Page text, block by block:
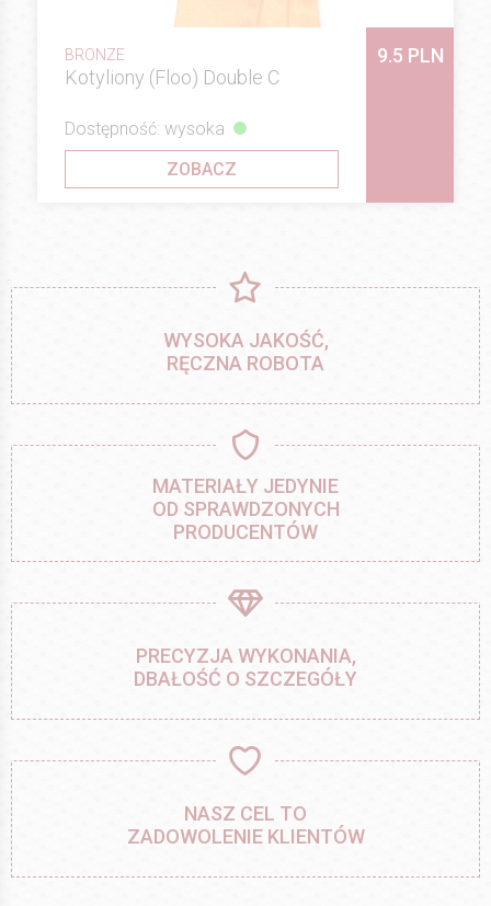
BRONZE
Kotyliony (Floo) Double C
9.5 PLN
Dostępność: wysoka
ZOBACZ
WYSOKA JAKOŚĆ,
RĘCZNA ROBOTA
MATERIAŁY JEDYNIE
OD SPRAWDZONYCH
PRODUCENTÓW
PRECYZJA WYKONANIA,
DBAŁOŚĆ O SZCZEGÓŁY
NASZ CEL TO
ZADOWOLENIE KLIENTÓW